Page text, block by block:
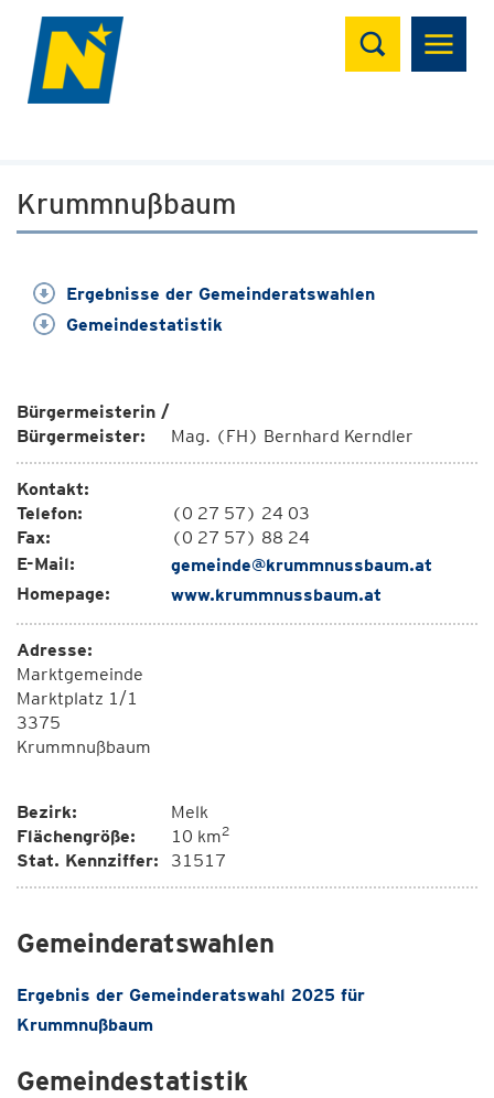
Suchen
Krummnußbaum
Ergebnisse der Gemeinderatswahlen
Gemeindestatistik
Bürgermeisterin /
Bürgermeister:
Mag. (FH) Bernhard Kerndler
Kontakt:
Telefon:
(0 27 57) 24 03
Fax:
(0 27 57) 88 24
E-Mail:
gemeinde@krummnussbaum.at
Homepage:
www.krummnussbaum.at
Adresse:
Marktgemeinde
Marktplatz 1/1
3375
Krummnußbaum
Bezirk:
Melk
Flächengröße:
10 km2
Stat. Kennziffer: 31517
Gemeinderatswahlen
Ergebnis der Gemeinderatswahl 2025 für
Krummnußbaum
Gemeindestatistik